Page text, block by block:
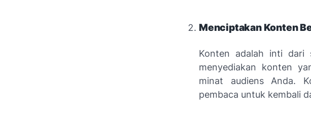
Menciptakan Konten
Konten adalah inti dari
menyediakan konten
minat audiens Anda.
pembaca untuk kembali